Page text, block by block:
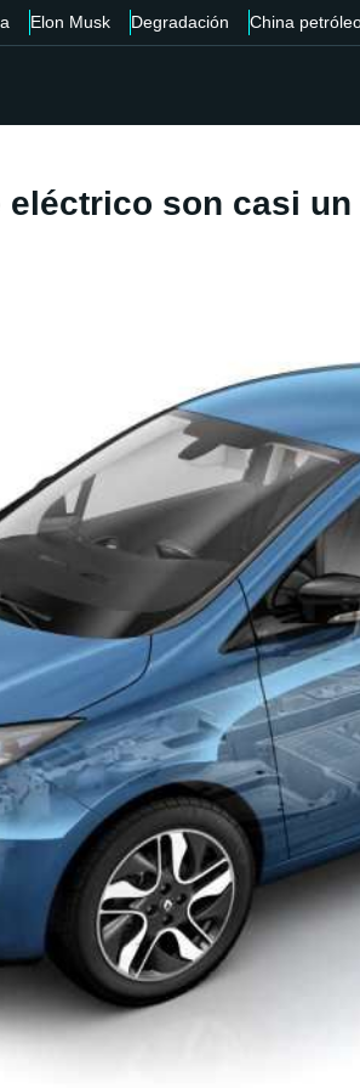
Elon Musk Degradación China
son casi un